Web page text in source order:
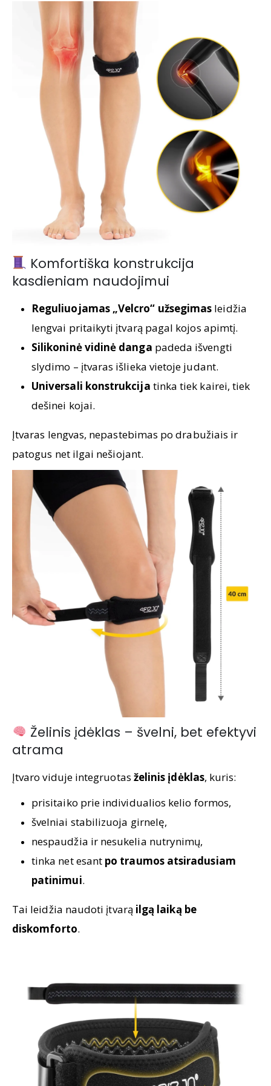
Komfortiška konstrukcija
kasdieniam naudojimui
Reguliuojamas „Velcro“ užsegimas leidžia
lengvai pritaikyti įtvarą pagal kojos apimtį.
Silikoninė vidinė danga padeda išvengti
slydimo – įtvaras išlieka vietoje judant.
Universali konstrukcija tinka tiek kairei, tiek
dešinei kojai.
Įtvaras lengvas, nepastebimas po drabužiais ir
patogus net ilgai nešiojant.
Želinis įdėklas – švelni, bet efektyvi
atrama
Įtvaro viduje integruotas želinis įdėklas, kuris:
prisitaiko prie individualios kelio formos,
švelniai stabilizuoja girnelę,
nespaudžia ir nesukelia nutrynimų,
tinka net esant po traumos atsiradusiam
patinimui.
Tai leidžia naudoti įtvarą ilgą laiką be
diskomforto.